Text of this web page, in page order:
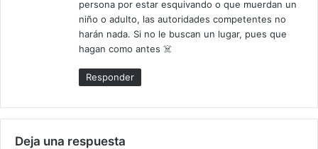
persona por estar esquivando o que muerdan un
niño o adulto, las autoridades competentes no
harán nada. Si no le buscan un lugar, pues que
hagan como antes ☠️
Responder
Deja una respuesta